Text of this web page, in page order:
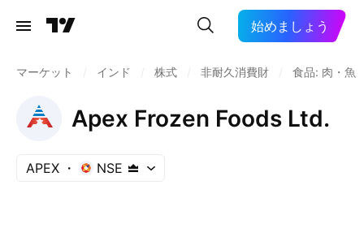
始めましょう
マーケット インド 株式 非耐久消費財 食品: 肉・魚
Apex Frozen Foods Ltd.
APEX NSE